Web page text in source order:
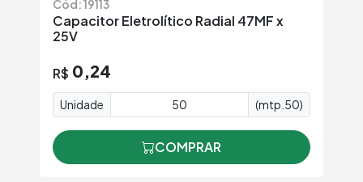
Cód: 19113
Capacitor Eletrolítico Radial 47MF x
25V
R$ 0,24
Unidade (mtp.50)
COMPRAR